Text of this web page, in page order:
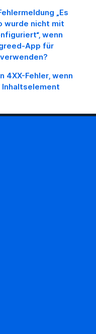
„Es
wurde nicht mit
wenn
App für
4XX-Fehler, wenn
Inhaltselement